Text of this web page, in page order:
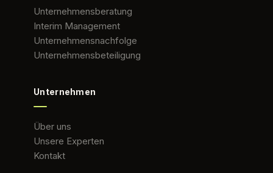
Unternehmensberatung
Interim Management
Unternehmensnachfolge
Unternehmensbeteiligung
Unternehmen
Über uns
Unsere Experten
Kontakt